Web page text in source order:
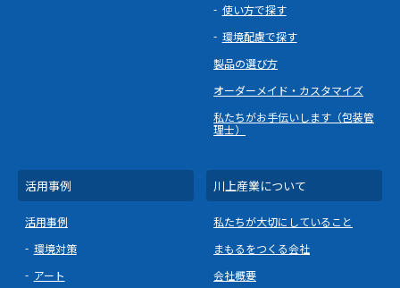
使い方で探す
環境配慮で探す
製品の選び方
オーダーメイド・カスタマイズ
私たちがお手伝いします（包装管
理士）
活用事例
活用事例
環境対策
アート
川上産業について
私たちが大切にしていること
まもるをつくる会社
会社概要